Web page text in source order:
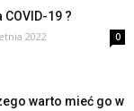
19 ?
2022 0
warto mieć go w